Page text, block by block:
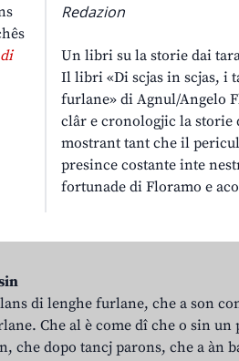
Redazion
Un libri su la storie dai
Il libri «Di scjas in scjas, i
furlane» di Agnul/Angelo
clâr e cronologjic la storie
mostrant tant che il
presince costante inte
fortunade di Floramo e
di lenghe furlane, che a son
Che al è come dî che o sin un
che dopo tancj parons, che a àn